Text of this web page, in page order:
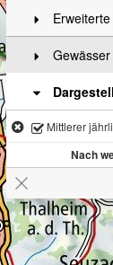
Gewässer
Mittlerer jährlicher
Nach